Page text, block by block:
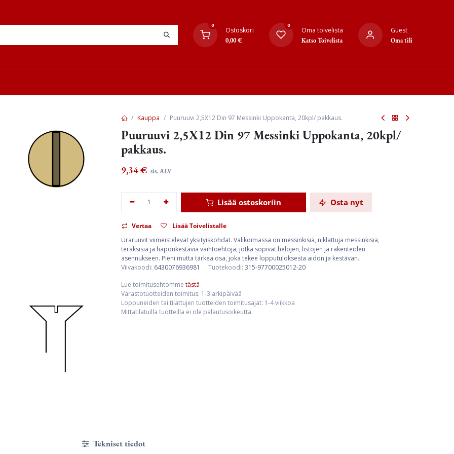
0
Ostoskori
0,00€
0
Oma toivelista
Katso Toivelista
Guest
Oma tili
Kauppa Puuruuvi 2,5X12 Din 97 Messinki Uppokanta, 20kpl/ pakkaus.
Puuruuvi 2,5X12 Din 97 Messinki Uppokanta, 20kpl/
pakkaus.
9,34€ sis. ALV
Lisää ostoskoriin Osta nyt
Vertaa
Lisää Toivelistalle
Uraruuvit viimeistelevät yksityiskohdat. Valikoimassa on messinkisiä, niklattuja messinkisiä,
teräksisiä ja haponkestäviä vaihtoehtoja, jotka sopivat helojen, listojen ja rakenteiden
asennukseen. Pieni mutta tärkeä osa, joka tekee lopputuloksesta aidon ja kestävän.
Viivakoodi: 6430076936981 Tuotekoodi: 315-97700025012-20
Lue toimitusehtomme tästä
Varastotuotteiden toimitus: 1-3 arkipäivää
Loppuneiden tai tilattujen tuotteiden toimitusajat: 1-4 viikkoa
Mittatilatuilla tuotteilla ei ole palautusoikeutta.
Tekniset tiedot